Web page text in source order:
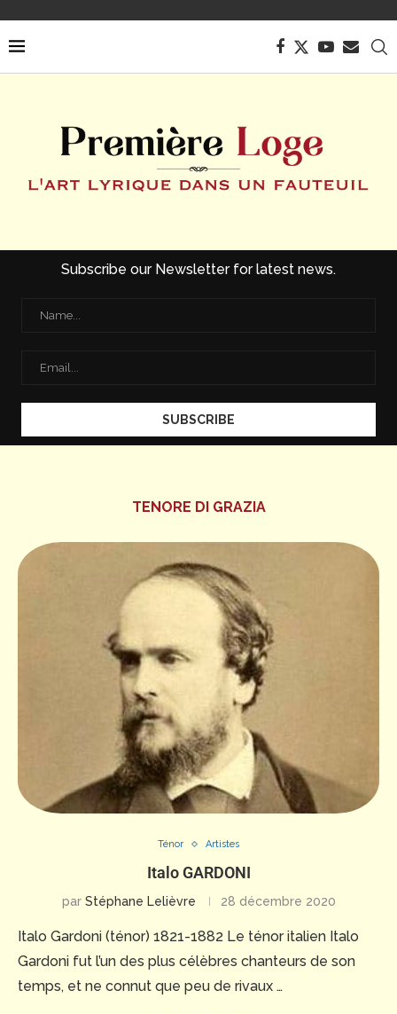
Subscribe our Newsletter for latest news.
TENORE DI GRAZIA
Ténor Artistes
Italo GARDONI
par Stéphane Lelièvre 28 décembre 2020
Italo Gardoni (ténor) 1821-1882 Le ténor italien Italo
Gardoni fut l’un des plus célèbres chanteurs de son
temps, et ne connut que peu de rivaux …